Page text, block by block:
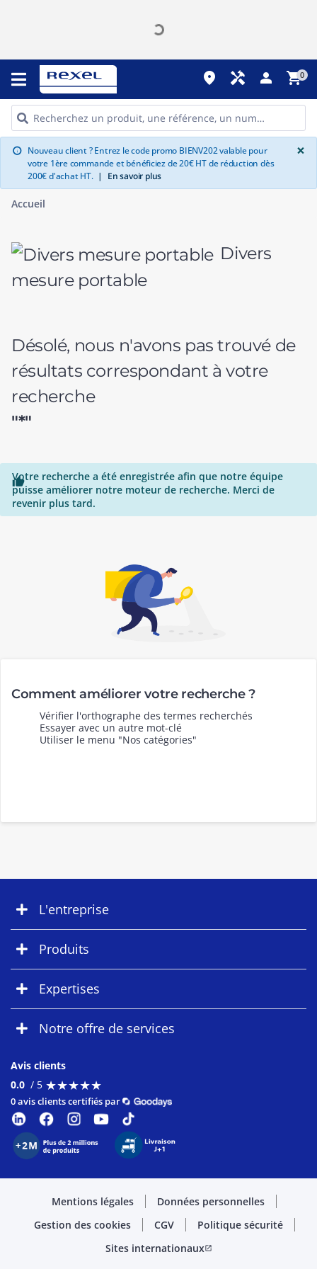
place handyman person shopping_cart0
info Nouveau client ? Entrez le code promo BIENV202 valable pour
votre 1ère commande et bénéficiez de 20€ HT de réduction dès
200€ d'achat HT. | En savoir plus
×
Accueil
Divers
mesure portable
Désolé, nous n'avons pas trouvé de
résultats correspondant à votre
recherche
"*"

Votre recherche a été enregistrée afin que notre équipe
puisse améliorer notre moteur de recherche. Merci de
revenir plus tard.
Comment améliorer votre recherche ?
Vérifier l'orthographe des termes recherchés
Essayer avec un autre mot-clé
Utiliser le menu "Nos catégories"
L'entreprise
Produits
Expertises
Notre offre de services
Avis clients
0.0 / 5 ★★★★★
★★★★★
0 avis clients certifiés par
Mentions légales
Données personnelles
Gestion des cookies
CGV
Politique sécurité
Sites internationauxopen_in_new